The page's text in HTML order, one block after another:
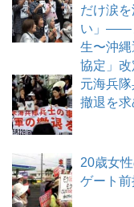
だけ涙
い」――
生〜沖
協定」
元海兵
撤退を
20歳女
ゲート